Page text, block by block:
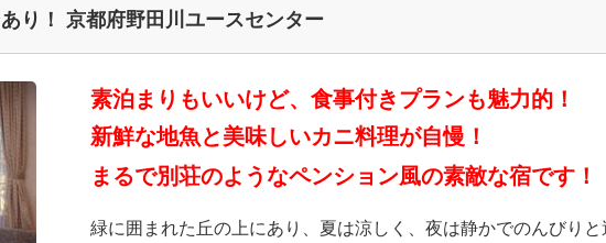
り！ 京都府野田川ユースセンター
素泊まりもいいけど、食事付きプランも魅力的！
新鮮な地魚と美味しいカニ料理が自慢！
まるで別荘のようなペンション風の素敵な宿です！
緑に囲まれた丘の上にあり、夏は涼しく、夜は静かでのんびりと